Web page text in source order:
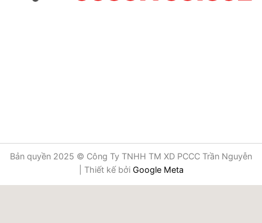
Bản quyền 2025 © Công Ty TNHH TM XD PCCC Trần Nguyễn
| Thiết kế bởi Google Meta